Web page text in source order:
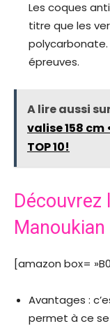
Les coques
titre que les
polycarbonate.
épreuves.
A lire aussi
valise 158 cm
TOP 10!
Découvrez
Manoukian
[amazon box=
Avantages :
permet à ce